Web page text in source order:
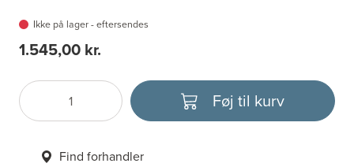
Ikke på lager - eftersendes
1.545,00 kr.
Antal
Vælg enhed Føj til kurv
Find forhandler